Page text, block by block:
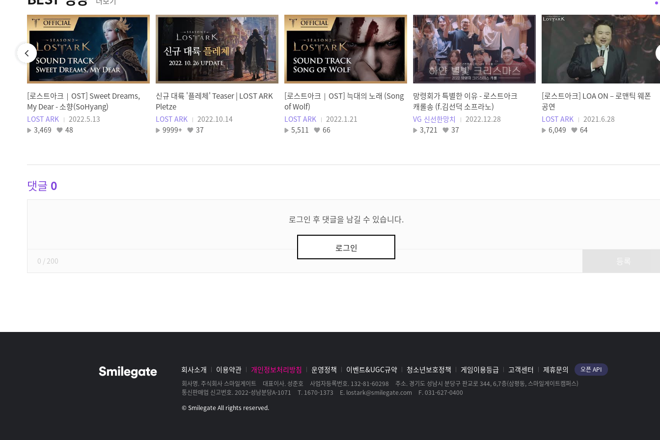
Legion Commander, Illiakan)
/ LOST ARK Official
Soundtrack
LOST ARK
일리아칸 [노말] 1관문 공략
양폼식
노말 일리아칸 3관문
보고가세요
고탑 GOTOP
[로스트아크｜OST] Sweet
LOST ARK
[로스트아크｜OST] Sweet Dreams,
My Dear - 소향(SoHyang)
LOST ARK
2022.5.13
3,469
48
신규 대륙 '플레체' Teaser | LOST ARK
Pletze
LOST ARK
2022.10.14
9999+
37
[로스트아크｜OST] 늑대의 노래 (Song
of Wolf)
LOST ARK
2022.1.21
5,511
66
망령회가 특별한 이유 - 로스트아크
캐롤송 (f.김선덕 소프라노)
VG 신선한망치
2022.12.28
3,721
37
[로스트아크] LOA ON – 로맨틱 웨폰
공연
LOST ARK
2021.6.28
6,049
64
댓글 0
로그인 후 댓글을 남길 수 있습니다.
로그인
0 / 200
회사소개 이용약관 개인정보처리방침 운영정책 이벤트&UGC규약 청소년보호정책 게임이용등급 고객센터 제휴문의
오픈 API
회사명 주식회사 스마일게이트 대표이사 성준호 사업자등록번호 132-81-60298 주소 경기도 성남시 분당구 판교로 344, 6,7층(삼평동, 스마일게이트캠퍼스)
통신판매업 신고번호 2022-성남분당A-1071 T 1670-1373 E lostark@smilegate.com F 031-627-0400
© Smilegate All rights reserved.